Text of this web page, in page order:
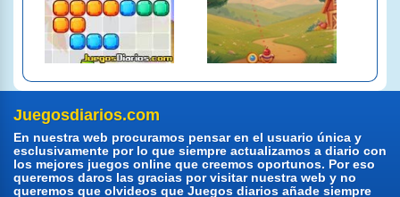
Juegosdiarios.com
En nuestra web procuramos pensar en el usuario única y
esclusivamente por lo que siempre actualizamos a diario con
los mejores juegos online que creemos oportunos. Por eso
queremos daros las gracias por visitar nuestra web y no
queremos que olvideos que Juegos diarios añade siempre